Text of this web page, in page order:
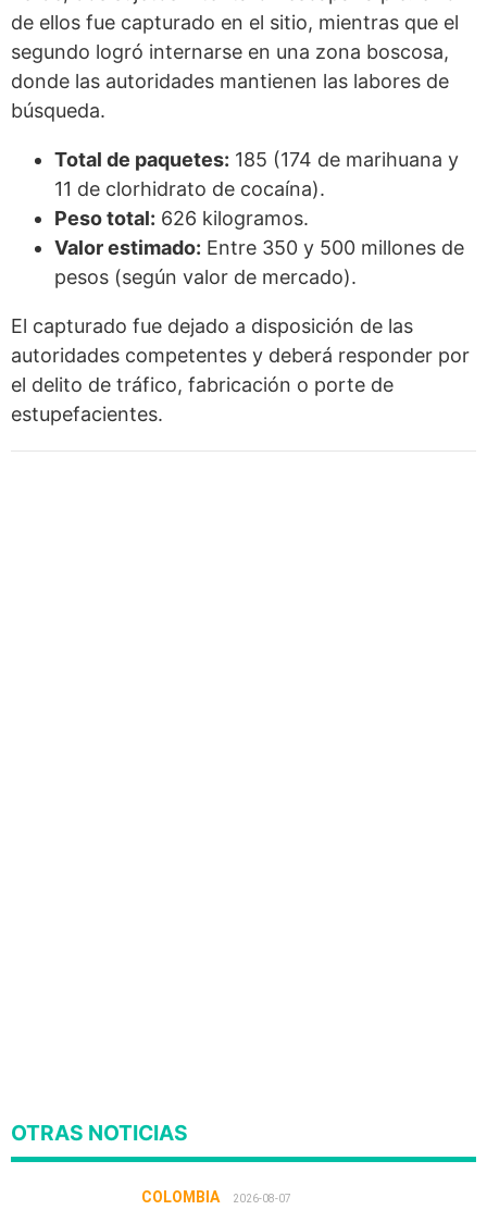
de ellos fue capturado en el sitio, mientras que el
segundo logró internarse en una zona boscosa,
donde las autoridades mantienen las labores de
búsqueda.
Total de paquetes: 185 (174 de marihuana y
11 de clorhidrato de cocaína).
Peso total: 626 kilogramos.
Valor estimado: Entre 350 y 500 millones de
pesos (según valor de mercado).
El capturado fue dejado a disposición de las
autoridades competentes y deberá responder por
el delito de tráfico, fabricación o porte de
estupefacientes.
OTRAS NOTICIAS
COLOMBIA 2026-08-07